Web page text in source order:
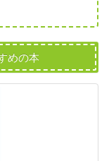
めの本